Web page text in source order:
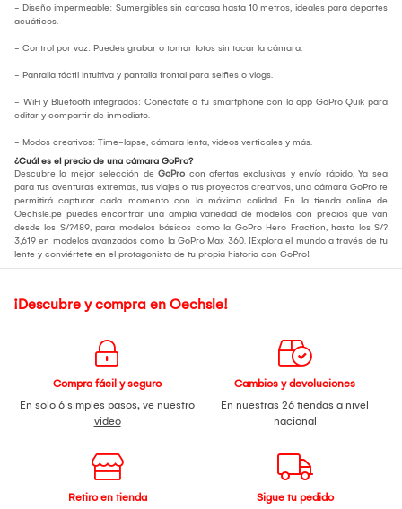
- Diseño impermeable: Sumergibles sin carcasa hasta 10 metros, ideales para deportes
acuáticos.
- Control por voz: Puedes grabar o tomar fotos sin tocar la cámara.
- Pantalla táctil intuitiva y pantalla frontal para selfies o vlogs.
- WiFi y Bluetooth integrados: Conéctate a tu smartphone con la app GoPro Quik para
editar y compartir de inmediato.
- Modos creativos: Time-lapse, cámara lenta, videos verticales y más.
¿Cuál es el precio de una cámara GoPro?
Descubre la mejor selección de GoPro con ofertas exclusivas y envío rápido. Ya sea
para tus aventuras extremas, tus viajes o tus proyectos creativos, una cámara GoPro te
permitirá capturar cada momento con la máxima calidad. En la tienda online de
Oechsle.pe puedes encontrar una amplia variedad de modelos con precios que van
desde los S/?489, para modelos básicos como la GoPro Hero Fraction, hasta los S/?
3,619 en modelos avanzados como la GoPro Max 360. ¡Explora el mundo a través de tu
lente y conviértete en el protagonista de tu propia historia con GoPro!
¡Descubre y compra en Oechsle!
Compra fácil y seguro
En solo 6 simples pasos, ve nuestro
video
Cambios y devoluciones
En nuestras 26 tiendas a nivel
nacional
Retiro en tienda
Sigue tu pedido